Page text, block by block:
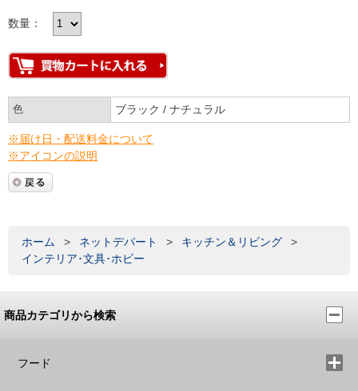
数量：
色 ブラック / ナチュラル
※届け日・配送料金について
※アイコンの説明
ホーム > ネットデパート > キッチン＆リビング
>
インテリア･文具･ホビー
商品カテゴリから検索
フード